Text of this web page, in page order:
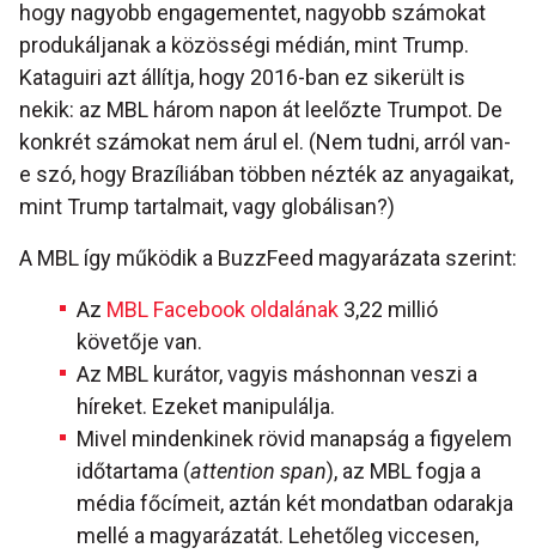
hogy nagyobb engagementet, nagyobb számokat
produkáljanak a közösségi médián, mint Trump.
Kataguiri azt állítja, hogy 2016-ban ez sikerült is
nekik: az MBL három napon át leelőzte Trumpot. De
konkrét számokat nem árul el. (Nem tudni, arról van-
e szó, hogy Brazíliában többen nézték az anyagaikat,
mint Trump tartalmait, vagy globálisan?)
A MBL így működik a BuzzFeed magyarázata szerint:
Az MBL Facebook oldalának 3,22 millió
követője van.
Az MBL kurátor, vagyis máshonnan veszi a
híreket. Ezeket manipulálja.
Mivel mindenkinek rövid manapság a figyelem
időtartama (attention span), az MBL fogja a
média főcímeit, aztán két mondatban odarakja
mellé a magyarázatát. Lehetőleg viccesen,